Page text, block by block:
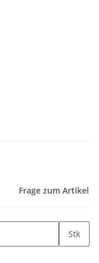
Frage zum Artikel
Stk